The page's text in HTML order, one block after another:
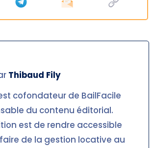
Thibaud Fily
cofondateur de BailFacile
du contenu éditorial.
est de rendre accessible
de la gestion locative au